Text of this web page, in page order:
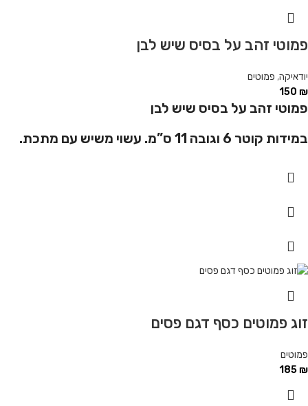
פמוטי זהב על בסיס שיש לבן
יודאיקה, פמוטים
150 ₪
פמוטי זהב על בסיס שיש לבן
במידות קוטר 6 וגובה 11 ס”מ.
עשוי משיש עם מתכת.
זוג פמוטים כסף דגם פסים
פמוטים
185₪